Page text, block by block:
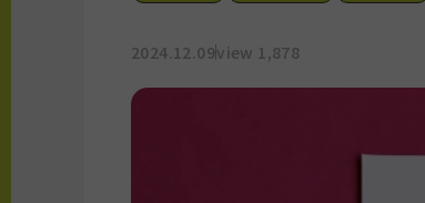
2024.12.09view 1,878